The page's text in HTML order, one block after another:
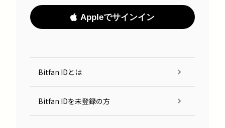
Appleでサインイン
Bitfan IDとは
Bitfan IDを未登録の方